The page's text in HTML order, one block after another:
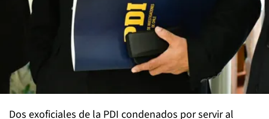
Dos exoficiales de la PDI condenados por servir al